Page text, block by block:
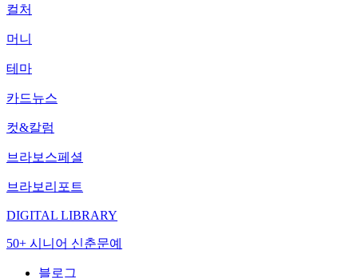
컬처
머니
테마
카드뉴스
컷&칼럼
브라보스페셜
브라보리포트
DIGITAL LIBRARY
50+ 시니어 신춘문예
블로그